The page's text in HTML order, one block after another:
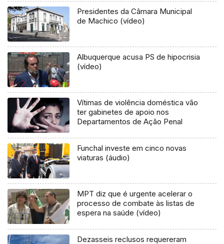
Presidentes da Câmara Municipal
de Machico (vídeo)
Albuquerque acusa PS de hipocrisia
(vídeo)
Vítimas de violência doméstica vão
ter gabinetes de apoio nos
Departamentos de Ação Penal
Funchal investe em cinco novas
viaturas (áudio)
MPT diz que é urgente acelerar o
processo de combate às listas de
espera na saúde (vídeo)
Dezasseis reclusos requereram